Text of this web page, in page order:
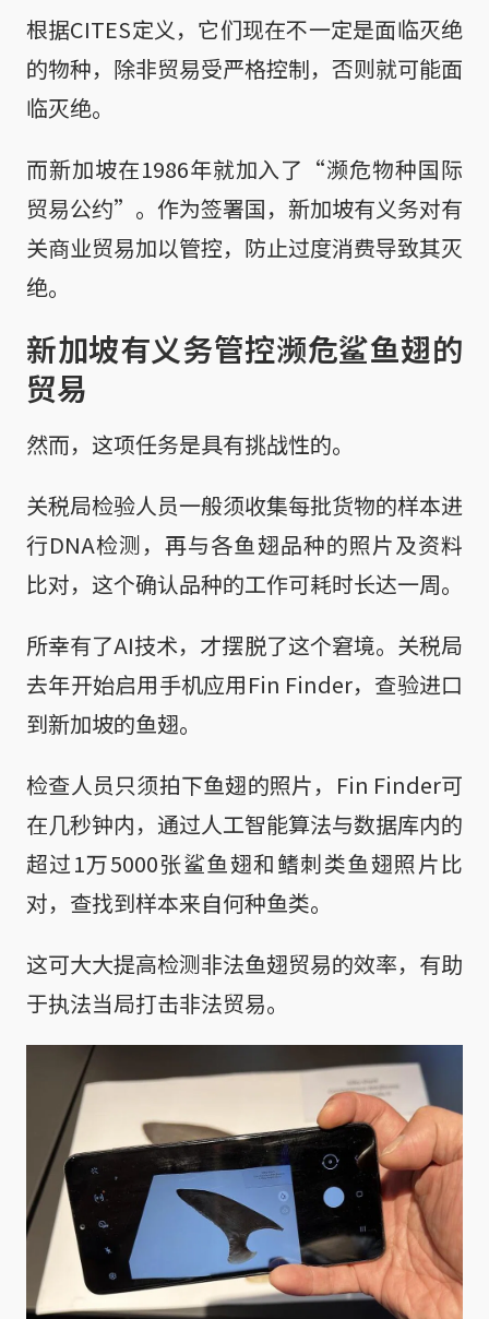
根据CITES定义，它们现在不一定是面临灭绝
的物种，除非贸易受严格控制，否则就可能面
临灭绝。
而新加坡在1986年就加入了“濒危物种国际
贸易公约”。作为签署国，新加坡有义务对有
关商业贸易加以管控，防止过度消费导致其灭
绝。
新加坡有义务管控濒危鲨鱼翅的
贸易
然而，这项任务是具有挑战性的。
关税局检验人员一般须收集每批货物的样本进
行DNA检测，再与各鱼翅品种的照片及资料
比对，这个确认品种的工作可耗时长达一周。
所幸有了AI技术，才摆脱了这个窘境。关税局
去年开始启用手机应用Fin Finder，查验进口
到新加坡的鱼翅。
检查人员只须拍下鱼翅的照片，Fin Finder可
在几秒钟内，通过人工智能算法与数据库内的
超过1万5000张鲨鱼翅和鳍刺类鱼翅照片比
对，查找到样本来自何种鱼类。
这可大大提高检测非法鱼翅贸易的效率，有助
于执法当局打击非法贸易。